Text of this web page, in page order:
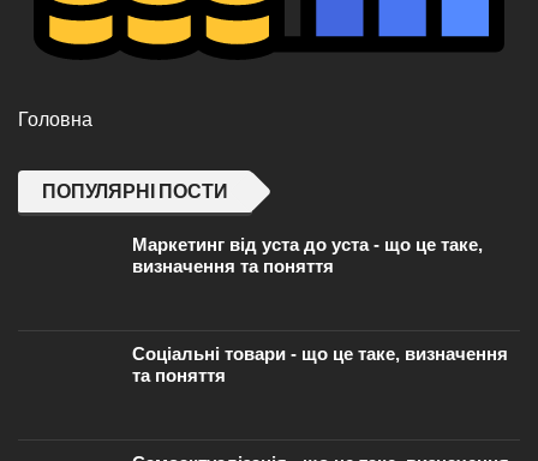
Головна
ПОПУЛЯРНІ ПОСТИ
Маркетинг від уста до уста - що це таке,
визначення та поняття
Соціальні товари - що це таке, визначення
та поняття